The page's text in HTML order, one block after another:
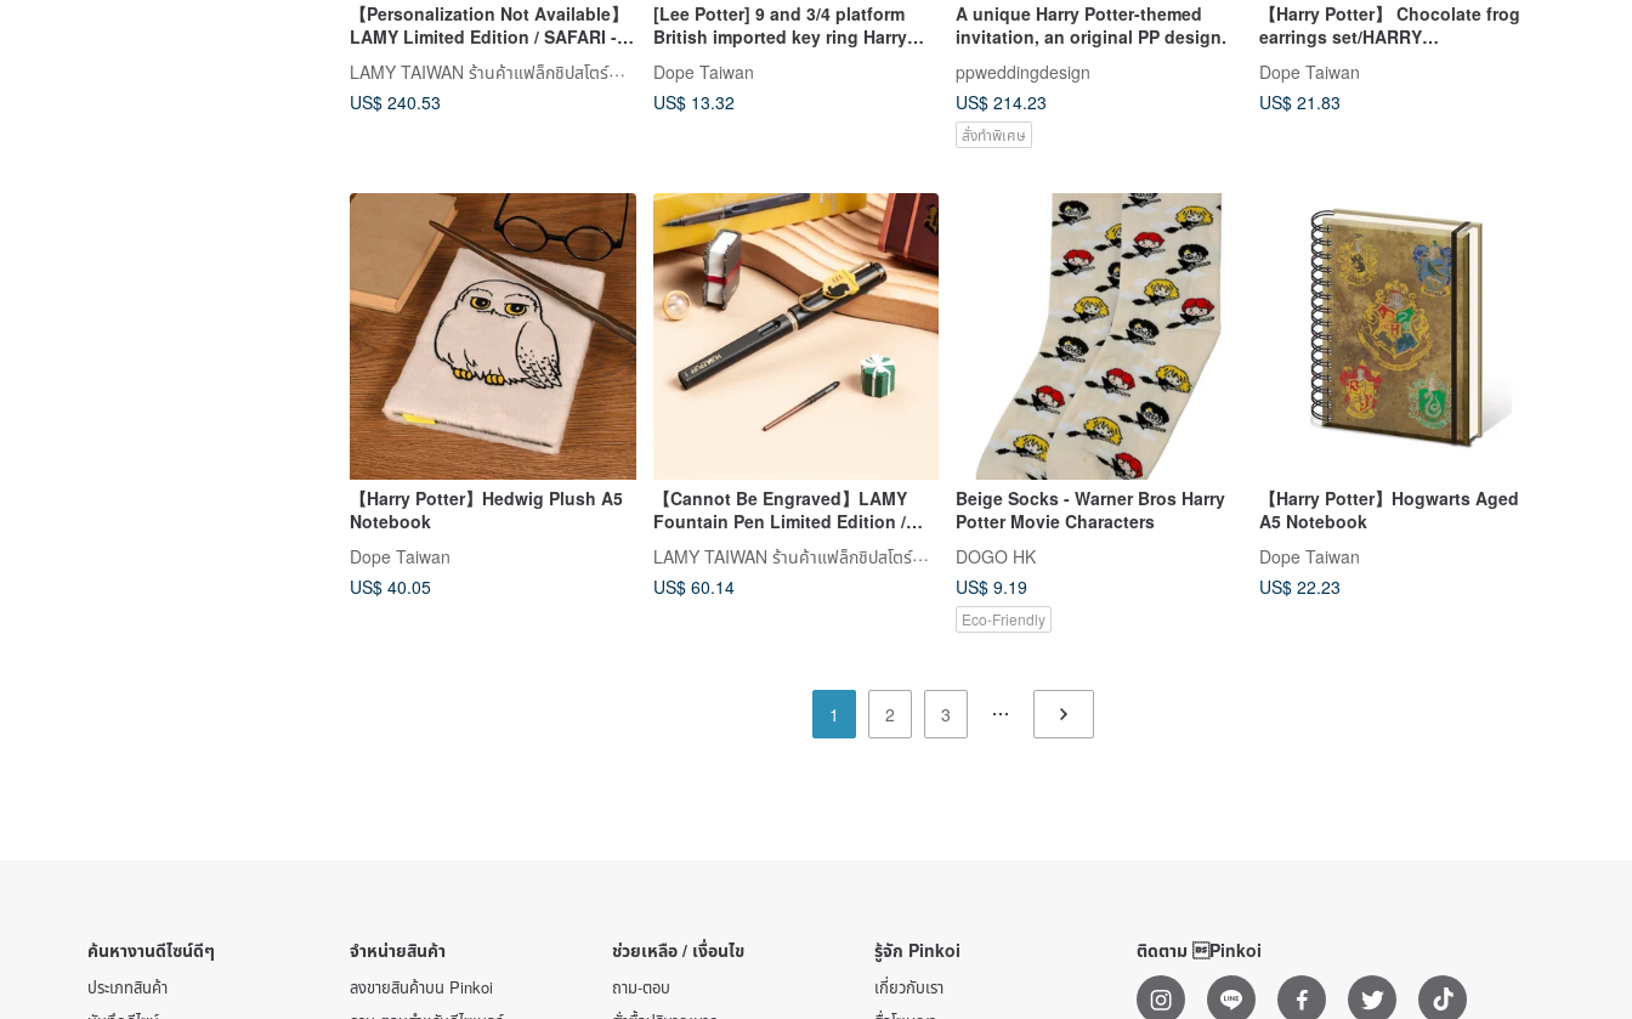
【Personalization Not Available】
LAMY Limited Edition / SAFARI -
Harry Potter Four-Pen Gift Box Set
LAMY TAIWAN ร้านค้าแฟล็กชิปสโตร์ทางการ
US$ 240.53
[Lee Potter] 9 and 3/4 platform
British imported key ring Harry
Potter
Dope Taiwan
US$ 13.32
A unique Harry Potter-themed
invitation, an original PP design.
ppweddingdesign
US$ 214.23
สั่งทำพิเศษ
【Harry Potter】 Chocolate frog
earrings set/HARRY
POTTER/CHOCOLATE FROG
Dope Taiwan
US$ 21.83
【Harry Potter】Hedwig Plush A5
Notebook
Dope Taiwan
US$ 40.05
【Cannot Be Engraved】LAMY
Fountain Pen Limited Edition /
SAFARI - Harry Potter Hufflepuff
Yellow
LAMY TAIWAN ร้านค้าแฟล็กชิปสโตร์ทางการ
US$ 60.14
Beige Socks - Warner Bros Harry
Potter Movie Characters
DOGO HK
US$ 9.19
Eco-Friendly
【Harry Potter】Hogwarts Aged
A5 Notebook
Dope Taiwan
US$ 22.23
1 2 3
ค้นหางานดีไซน์ดีๆ
ประเภทสินค้า
จำหน่ายสินค้า
ลงขายสินค้าบน Pinkoi
ช่วยเหลือ / เงื่อนไข
ถาม-ตอบ
รู้จัก Pinkoi
เกี่ยวกับเรา
ติดตาม Pinkoi